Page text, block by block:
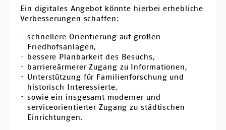
Ein digitales Angebot könnte hierbei erhebliche
Verbesserungen schaffen:
schnellere Orientierung auf großen
Friedhofsanlagen,
bessere Planbarkeit des Besuchs,
barriereärmerer Zugang zu Informationen,
Unterstützung für Familienforschung und
historisch Interessierte,
sowie ein insgesamt moderner und
serviceorientierter Zugang zu städtischen
Einrichtungen.